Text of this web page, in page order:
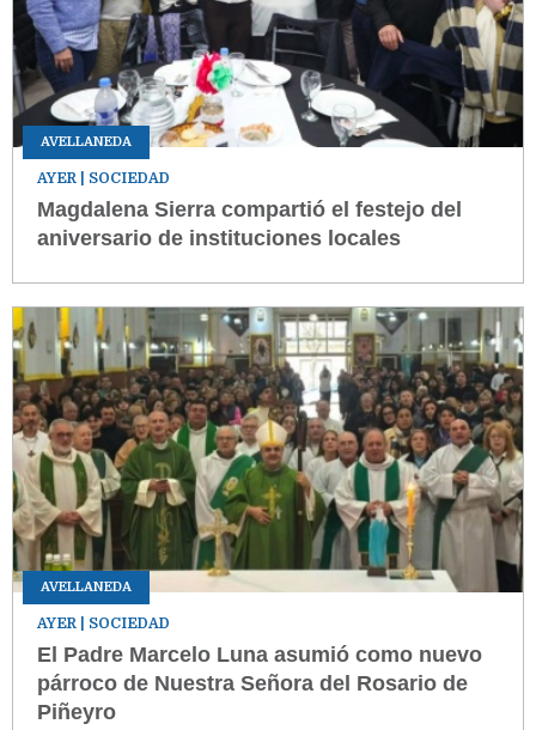
AVELLANEDA
AYER | SOCIEDAD
Magdalena Sierra compartió el festejo del
aniversario de instituciones locales
AVELLANEDA
AYER | SOCIEDAD
El Padre Marcelo Luna asumió como nuevo
párroco de Nuestra Señora del Rosario de
Piñeyro